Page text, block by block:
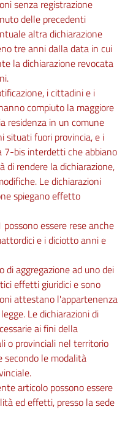
senza registrazione
delle precedenti
altra dichiarazione
tre anni dalla data in cui
la dichiarazione revocata
i cittadini e i
compiuto la maggiore
residenza in un comune
situati fuori provincia, e i
7-bis interdetti che abbiano
di rendere la dichiarazione,
Le dichiarazioni
spiegano effetto
essere rese anche
e i diciotto anni e
di aggregazione ad uno dei
effetti giuridici e sono
attestano l'appartenenza
Le dichiarazioni di
ai fini della
o provinciali nel territorio
secondo le modalità
articolo possono essere
ed effetti, presso la sede